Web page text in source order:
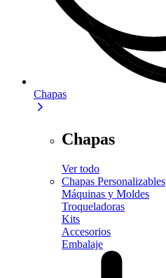
Chapas
Chapas
Ver todo
Chapas Personalizables
Máquinas y Moldes
Troqueladoras
Kits
Accesorios
Embalaje